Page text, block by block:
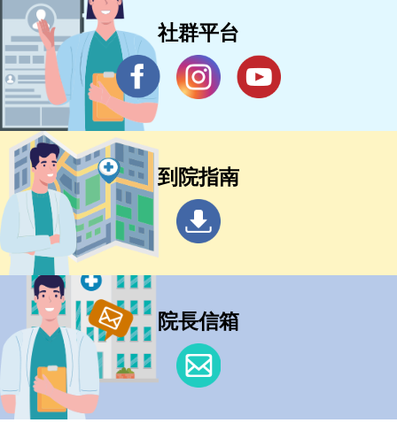
社群平台
到院指南
院長信箱